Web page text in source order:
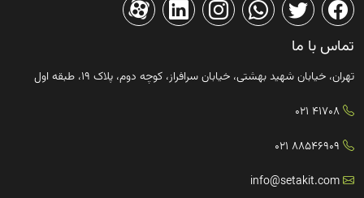
تماس با ما
تهران، خیابان شهید بهشتی، خیابان سرافراز، کوچه دوم، پلاک ۱۹، طبقه اول
41708 021
88546909 021
info@setakit.com